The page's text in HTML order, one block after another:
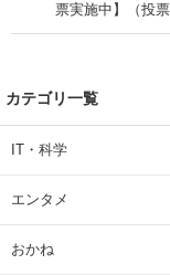
票実施中】（投
カテゴリ一覧
IT・科学
エンタメ
おかね